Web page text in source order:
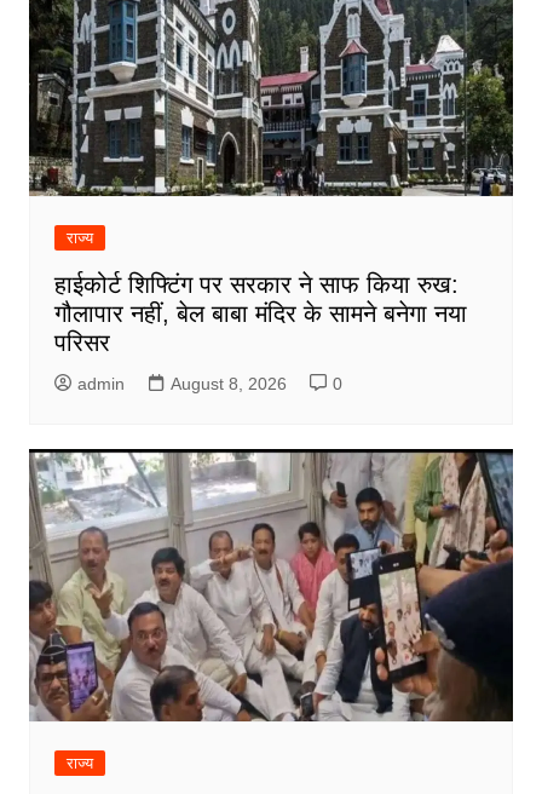
राज्य
हाईकोर्ट शिफ्टिंग पर सरकार ने साफ किया रुख:
गौलापार नहीं, बेल बाबा मंदिर के सामने बनेगा नया
परिसर
admin August 8, 2026 0
राज्य